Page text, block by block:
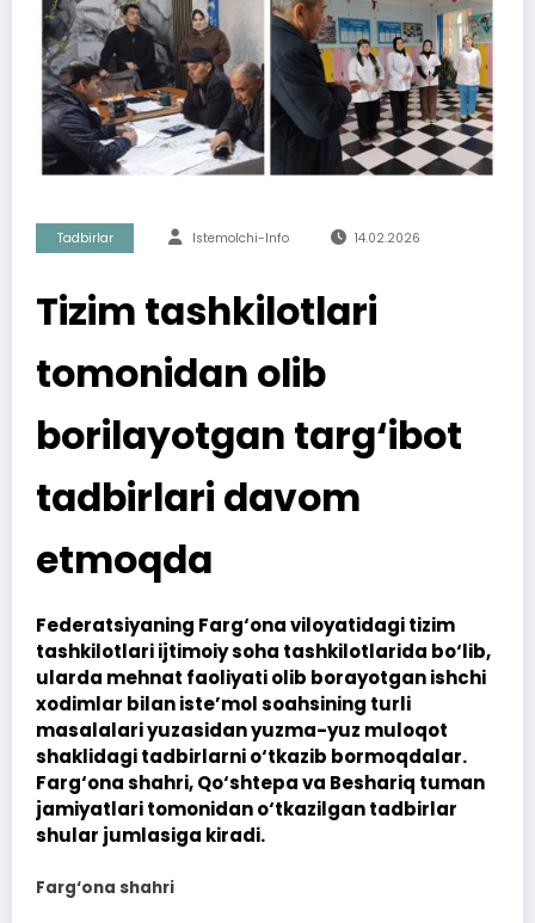
Tadbirlar Istemolchi-Info 14.02.2026
Tizim tashkilotlari
tomonidan olib
borilayotgan targ‘ibot
tadbirlari davom
etmoqda
Federatsiyaning Farg‘ona viloyatidagi tizim
tashkilotlari ijtimoiy soha tashkilotlarida bo‘lib,
ularda mehnat faoliyati olib borayotgan ishchi
xodimlar bilan iste’mol soahsining turli
masalalari yuzasidan yuzma-yuz muloqot
shaklidagi tadbirlarni o‘tkazib bormoqdalar.
Farg‘ona shahri, Qo‘shtepa va Beshariq tuman
jamiyatlari tomonidan o‘tkazilgan tadbirlar
shular jumlasiga kiradi.
Farg‘ona shahri